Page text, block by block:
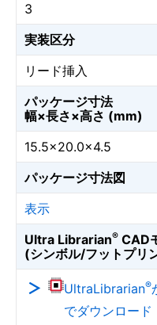
3
実装区分
リード挿入
パッケージ寸法
幅×長さ×高さ (mm)
15.5×20.0×4.5
パッケージ寸法図
表示
Ultra Librarian® CAD
(シンボル/フットプリ
UltraLibrarian®
でダウンロード